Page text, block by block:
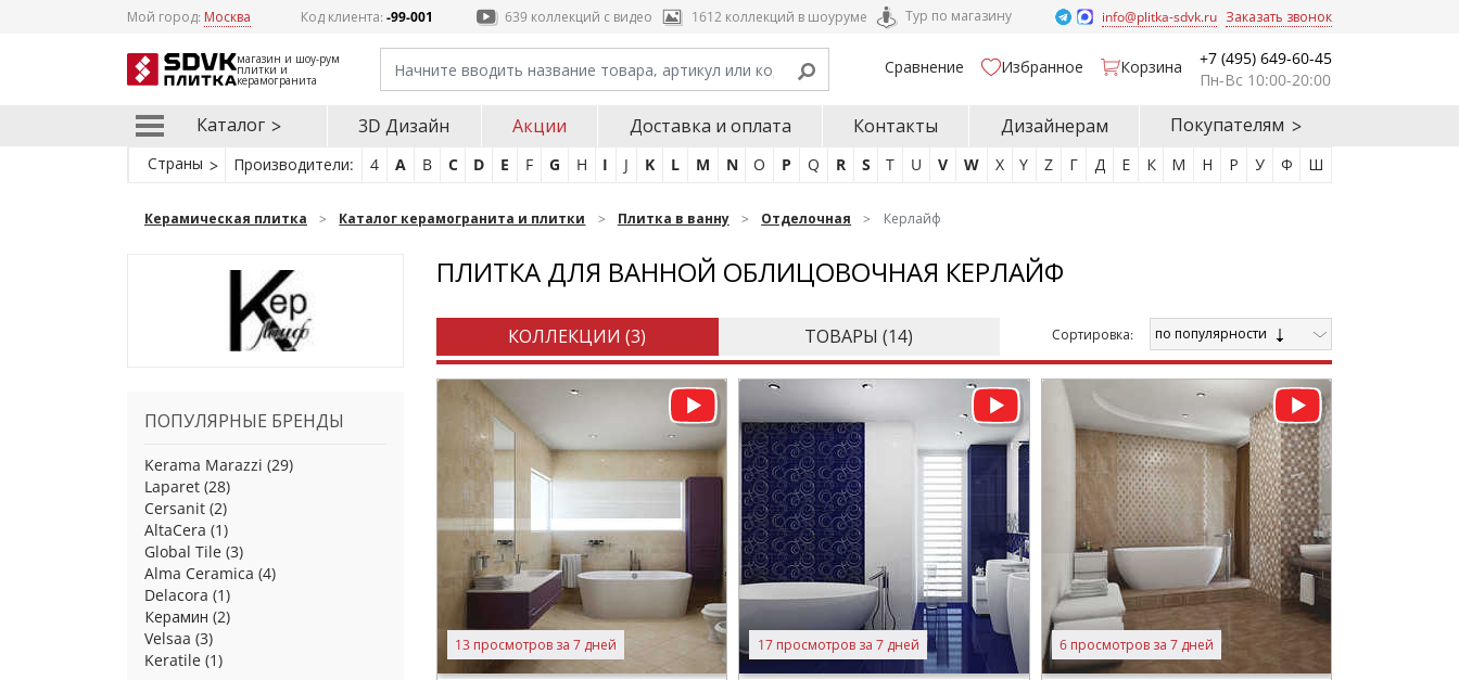
Мой город: Москва Код клиента:-99-001 639 коллекций с видео 1612 коллекций в шоуруме Тур по магазину info@plitka-sdvk.ru Заказать звонок
магазин и шоу-рум
плитки и
керамогранита
Сравнение Избранное Корзина
+7 (495) 649-60-45
Пн-Вс 10:00-20:00
Каталог 3D Дизайн Акции Доставка и оплата Контакты Дизайнерам Покупателям
Страны Производители: 4 A B C D E F G H I J K L M N O P Q R S T U V W X Y Z Г Д Е К М Н Р У Ф Ш
Керамическая плитка Каталог керамогранита и плитки Плитка в ванну Отделочная Керлайф
ПОПУЛЯРНЫЕ БРЕНДЫ
Kerama Marazzi (29)
Laparet (28)
Cersanit (2)
AltaCera (1)
Global Tile (3)
Alma Ceramica (4)
Delacora (1)
Керамин (2)
Velsaa (3)
Keratile (1)
ПЛИТКА ДЛЯ ВАННОЙ ОБЛИЦОВОЧНАЯ КЕРЛАЙФ
КОЛЛЕКЦИИ (3) ТОВАРЫ (14) Cортировка: по популярности
13 просмотров за 7 дней 17 просмотров за 7 дней 6 просмотров за 7 дней